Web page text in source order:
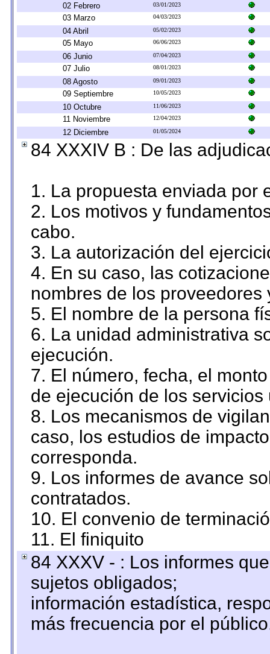
02 Febrero 03/01/2023
03 Marzo 04/03/2023
04 Abril 05/02/2023
05 Mayo 06/06/2023
06 Junio 07/04/2023
07 Julio 08/01/2023
08 Agosto 09/01/2023
09 Septiembre 10/05/2023
10 Octubre 11/06/2023
11 Noviembre 12/04/2023
12 Diciembre 01/05/2024
84 XXXIV B : De las
1. La propuesta enviada por
2. Los motivos y
cabo.
3. La autorización del
4. En su caso, las
nombres de los proveedores
5. El nombre de la persona
6. La unidad administrativa
ejecución.
7. El número, fecha, el
de ejecución de los servicios
8. Los mecanismos de
caso, los estudios de
corresponda.
9. Los informes de avance
contratados.
10. El convenio de
11. El finiquito
84 XXXV - : Los informes
sujetos obligados;
información estadística,
más frecuencia por el